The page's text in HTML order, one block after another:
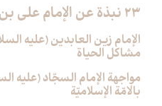
23 نبذة عن الإمام علي بن الحسين (عليه السلام)
الإمام زين العابدين (عليه
مشاكل الحياة
مواجهة الإمام السجّاد (عليه
بالامّة الإسلاميّة